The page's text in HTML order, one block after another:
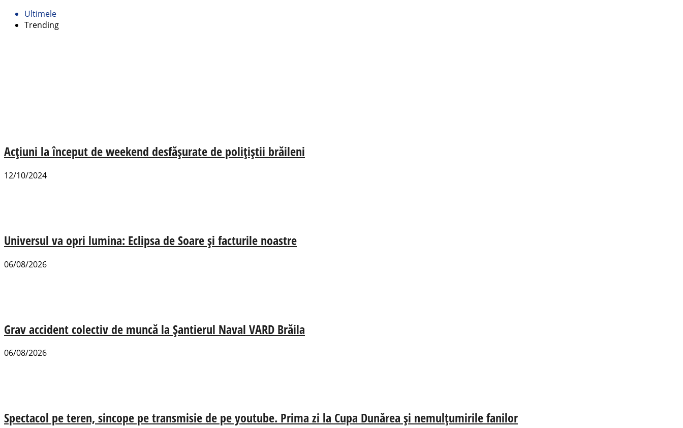
Ultimele
Trending
Acțiuni la început de weekend desfășurate de polițiștii brăileni
12/10/2024
Universul va opri lumina: Eclipsa de Soare și facturile noastre
06/08/2026
Grav accident colectiv de muncă la Șantierul Naval VARD Brăila
06/08/2026
Spectacol pe teren, sincope pe transmisie de pe youtube. Prima zi la Cupa Dunărea și nemulțumirile fanilor